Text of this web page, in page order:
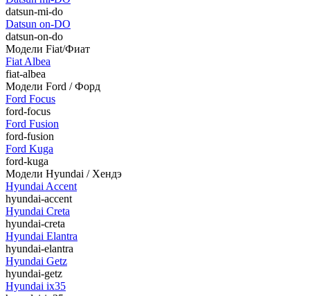
datsun-mi-do
Datsun on-DO
datsun-on-do
Модели Fiat/Фиат
Fiat Albea
fiat-albea
Модели Ford / Форд
Ford Focus
ford-focus
Ford Fusion
ford-fusion
Ford Kuga
ford-kuga
Модели Hyundai / Хендэ
Hyundai Accent
hyundai-accent
Hyundai Creta
hyundai-creta
Hyundai Elantra
hyundai-elantra
Hyundai Getz
hyundai-getz
Hyundai ix35